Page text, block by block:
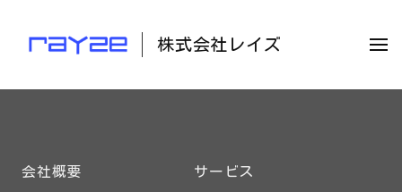
株式会社レイズ
会社概要
サービス